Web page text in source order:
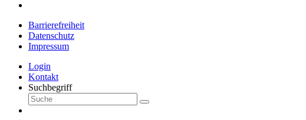
Barrierefreiheit
Datenschutz
Impressum
Login
Kontakt
Suchbegriff